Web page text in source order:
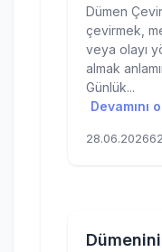
Dümen
çevirmek,
veya olayı
almak
Günlük...
Devamını
28.06.2026